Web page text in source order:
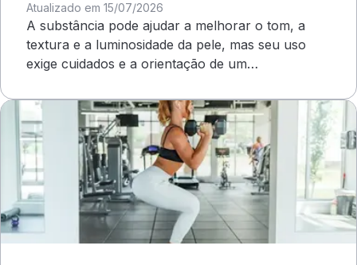
Atualizado em 15/07/2026
A substância pode ajudar a melhorar o tom, a
textura e a luminosidade da pele, mas seu uso
exige cuidados e a orientação de um